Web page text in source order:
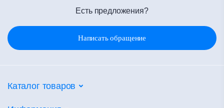
Есть предложения?
Написать обращение
Каталог товаров